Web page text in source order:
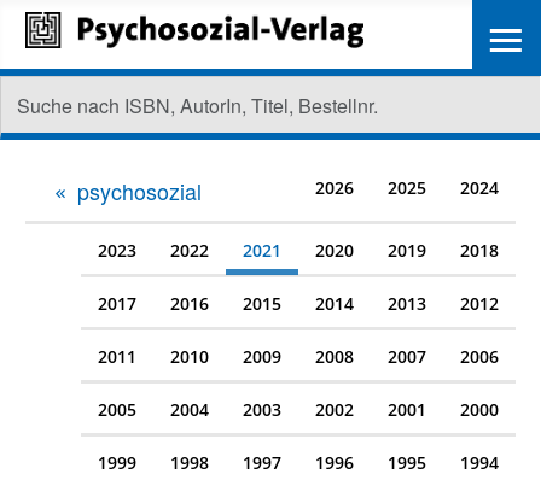
psychosozial 2026 2025 2024
2023 2022 2021 2020 2019 2018
2017 2016 2015 2014 2013 2012
2011 2010 2009 2008 2007 2006
2005 2004 2003 2002 2001 2000
1999 1998 1997 1996 1995 1994
≡